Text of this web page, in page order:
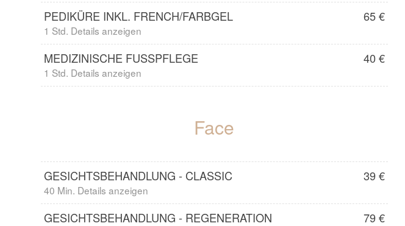
PEDIKÜRE INKL. FRENCH/FARBGEL 65 €
1 Std. Details anzeigen
MEDIZINISCHE FUSSPFLEGE 40 €
1 Std. Details anzeigen
Face
GESICHTSBEHANDLUNG - CLASSIC 39 €
40 Min. Details anzeigen
GESICHTSBEHANDLUNG - REGENERATION 79 €